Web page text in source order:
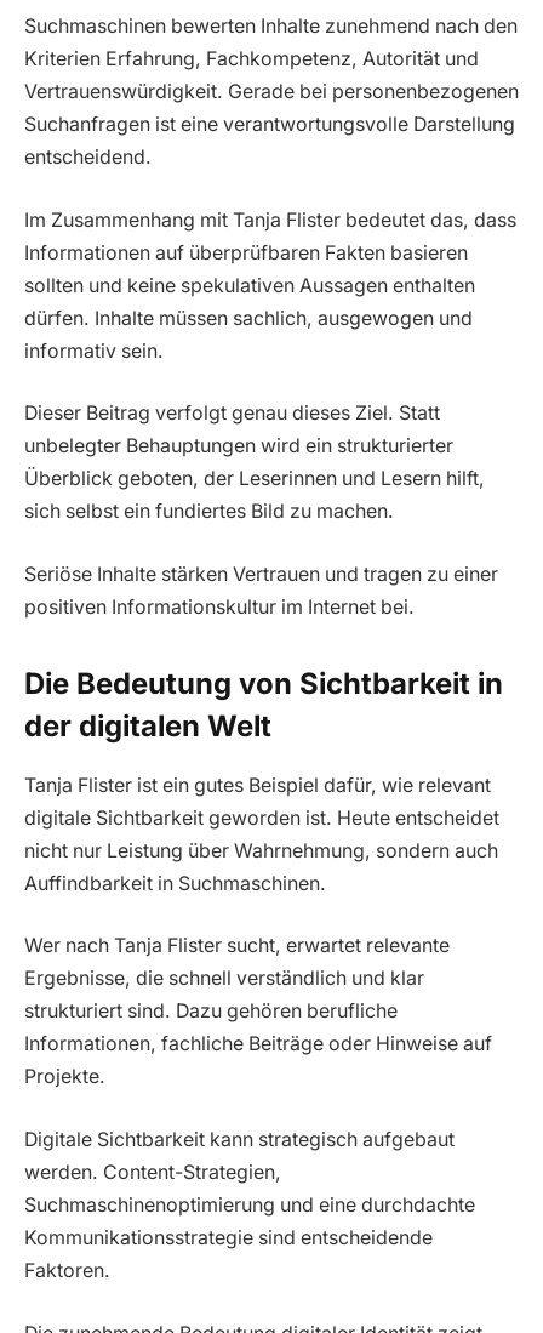
Suchmaschinen bewerten Inhalte zunehmend nach den
Kriterien Erfahrung, Fachkompetenz, Autorität und
Vertrauenswürdigkeit. Gerade bei personenbezogenen
Suchanfragen ist eine verantwortungsvolle Darstellung
entscheidend.
Im Zusammenhang mit Tanja Flister bedeutet das, dass
Informationen auf überprüfbaren Fakten basieren
sollten und keine spekulativen Aussagen enthalten
dürfen. Inhalte müssen sachlich, ausgewogen und
informativ sein.
Dieser Beitrag verfolgt genau dieses Ziel. Statt
unbelegter Behauptungen wird ein strukturierter
Überblick geboten, der Leserinnen und Lesern hilft,
sich selbst ein fundiertes Bild zu machen.
Seriöse Inhalte stärken Vertrauen und tragen zu einer
positiven Informationskultur im Internet bei.
Die Bedeutung von Sichtbarkeit in
der digitalen Welt
Tanja Flister ist ein gutes Beispiel dafür, wie relevant
digitale Sichtbarkeit geworden ist. Heute entscheidet
nicht nur Leistung über Wahrnehmung, sondern auch
Auffindbarkeit in Suchmaschinen.
Wer nach Tanja Flister sucht, erwartet relevante
Ergebnisse, die schnell verständlich und klar
strukturiert sind. Dazu gehören berufliche
Informationen, fachliche Beiträge oder Hinweise auf
Projekte.
Digitale Sichtbarkeit kann strategisch aufgebaut
werden. Content-Strategien,
Suchmaschinenoptimierung und eine durchdachte
Kommunikationsstrategie sind entscheidende
Faktoren.